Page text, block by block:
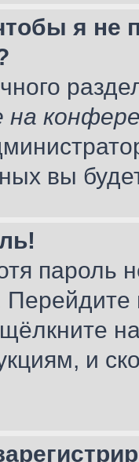
я не
на
вы
пароль
Перейдите
и